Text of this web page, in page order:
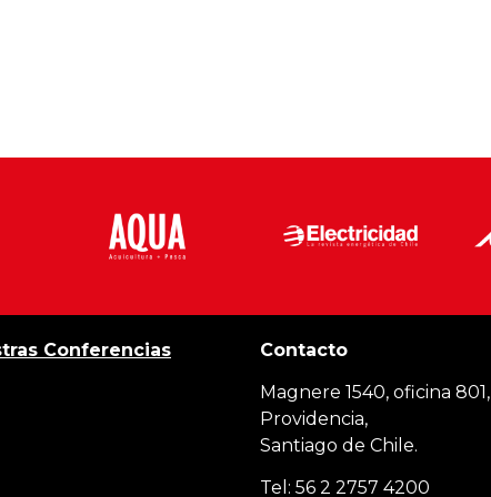
Conferencias Contacto
Magnere 1540, oficina 801,
Providencia,
Santiago de Chile.
Tel: 56 2 2757 4200